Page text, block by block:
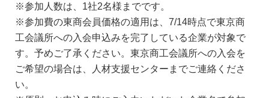
※参加人数は、1社2名様までです。
※参加費の東商会員価格の適用は、7/14時点で東京商
工会議所への入会申込みを完了している企業が対象で
す。予めご了承ください。東京商工会議所への入会を
ご希望の場合は、人材支援センターまでご連絡くださ
い。